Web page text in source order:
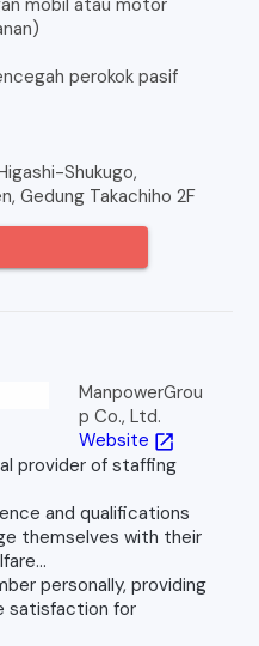
mobil atau motor
perokok pasif
Shukugo,
Gedung Takachiho 2F
ManpowerGrou
p Co., Ltd.
Website open_in_new
provider of staffing
and qualifications
themselves with their
personally, providing
satisfaction for